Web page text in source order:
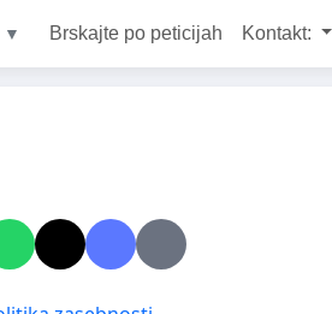
▼ Brskajte po peticijah Kontakt: